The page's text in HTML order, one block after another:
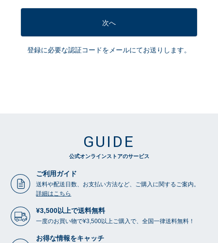
次へ
登録に必要な認証コードをメールにてお送りします。
GUIDE
公式オンラインストアのサービス
ご利用ガイド
送料や配送日数、お支払い方法など、ご購入に関するご案内。
詳細はこちら
¥3,500以上で送料無料
一度のお買い物で¥3,500以上ご購入で、全国一律送料無料！
お得な情報をキャッチ